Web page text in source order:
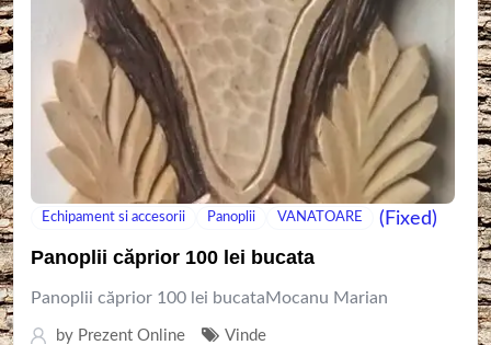
Echipament si accesorii Panoplii VANATOARE (Fixed)
Panoplii căprior 100 lei bucata
Panoplii căprior 100 lei bucataMocanu Marian
by Prezent Online Vinde